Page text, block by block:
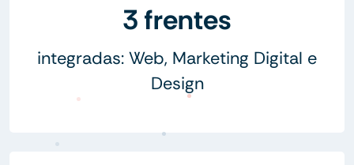
3 frentes
integradas: Web, Marketing Digital e
Design